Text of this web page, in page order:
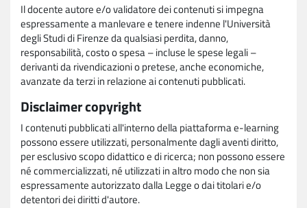
Il docente autore e/o validatore dei contenuti si impegna
espressamente a manlevare e tenere indenne l'Università
degli Studi di Firenze da qualsiasi perdita, danno,
responsabilità, costo o spesa – incluse le spese legali –
derivanti da rivendicazioni o pretese, anche economiche,
avanzate da terzi in relazione ai contenuti pubblicati.
Disclaimer copyright
I contenuti pubblicati all'interno della piattaforma e-learning
possono essere utilizzati, personalmente dagli aventi diritto,
per esclusivo scopo didattico e di ricerca; non possono essere
né commercializzati, né utilizzati in altro modo che non sia
espressamente autorizzato dalla Legge o dai titolari e/o
detentori dei diritti d'autore.